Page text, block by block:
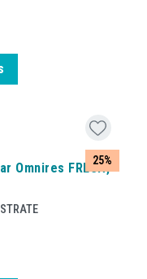
25%
Omnires FRESH,